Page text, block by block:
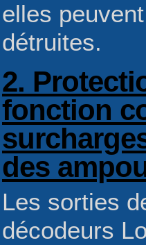
elles
détruites.
2.
fonction
des
Les sorties
décodeurs